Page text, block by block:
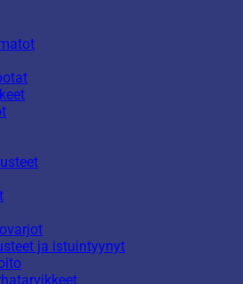
ja istuintyynyt